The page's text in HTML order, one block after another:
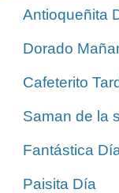
Antioqueñita
Dorado
Cafeterito
Saman de la
Fantástica
Paisita Día